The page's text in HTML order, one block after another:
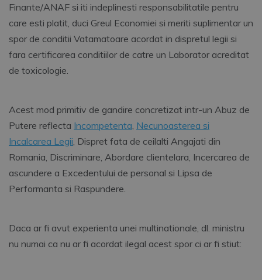
Finante/ANAF si iti indeplinesti responsabilitatile pentru
care esti platit, duci Greul Economiei si meriti suplimentar un
spor de conditii Vatamatoare acordat in dispretul legii si
fara certificarea conditiilor de catre un Laborator acreditat
de toxicologie.
Acest mod primitiv de gandire concretizat intr-un Abuz de
Putere reflecta Incompetenta, Necunoasterea si
Incalcarea Legii, Dispret fata de ceilalti Angajati din
Romania, Discriminare, Abordare clientelara, Incercarea de
ascundere a Excedentului de personal si Lipsa de
Performanta si Raspundere.
Daca ar fi avut experienta unei multinationale, dl. ministru
nu numai ca nu ar fi acordat ilegal acest spor ci ar fi stiut: